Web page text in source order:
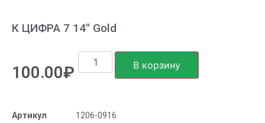
К ЦИФРА 7 14″ Gold
100.00₽ В корзину
Артикул
1206-0916